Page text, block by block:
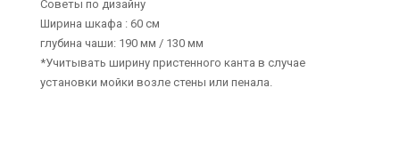
Советы по дизайну
Ширина шкафа : 60 см
глубина чаши: 190 мм / 130 мм
*Учитывать ширину пристенного канта в случае
установки мойки возле стены или пенала.